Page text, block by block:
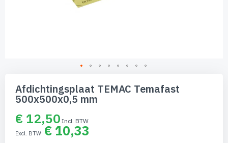
naar
begin
afbeeldingen-
gallerij
Afdichtingsplaat TEMAC Temafast
500x500x0,5 mm
€ 12,50
€ 10,33